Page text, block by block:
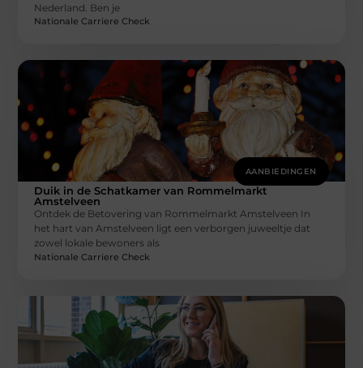
Nederland. Ben je
Nationale Carriere Check
AANBIEDINGEN
Duik in de Schatkamer van Rommelmarkt
Amstelveen
Ontdek de Betovering van Rommelmarkt Amstelveen In
het hart van Amstelveen ligt een verborgen juweeltje dat
zowel lokale bewoners als
Nationale Carriere Check